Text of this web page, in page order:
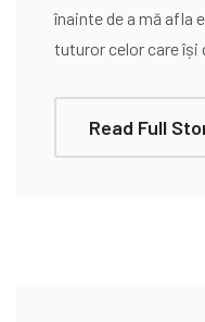
înainte de a mă afla
tuturor celor care își
Read Full